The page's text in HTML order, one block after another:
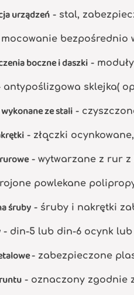
urządzeń - stal,
bezpośrednio
boczne i daszki -
antypoślizgowa sklejka(
ze stali -
- złączki
- wytwarzane z rur z
powlekane
śruby - śruby i nakrętki
- din-5 lub din-6 ocynk
- zabezpieczone
- oznaczony zgodnie z